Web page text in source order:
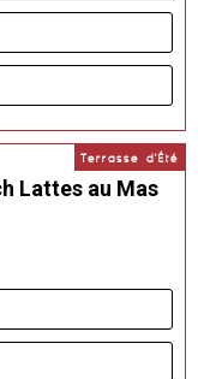
Terrasse d'Été
Lattes au Mas